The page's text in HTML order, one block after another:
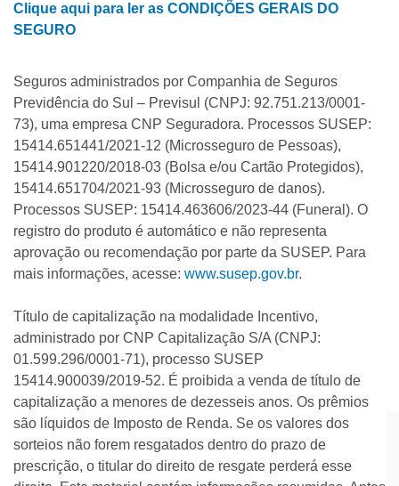
Clique aqui para ler as CONDIÇÕES GERAIS DO
SEGURO
Seguros administrados por Companhia de Seguros
Previdência do Sul – Previsul (CNPJ: 92.751.213/0001-
73), uma empresa CNP Seguradora. Processos SUSEP:
15414.651441/2021-12 (Microsseguro de Pessoas),
15414.901220/2018-03 (Bolsa e/ou Cartão Protegidos),
15414.651704/2021-93 (Microsseguro de danos).
Processos SUSEP: 15414.463606/2023-44 (Funeral). O
registro do produto é automático e não representa
aprovação ou recomendação por parte da SUSEP. Para
mais informações, acesse: www.susep.gov.br.
Título de capitalização na modalidade Incentivo,
administrado por CNP Capitalização S/A (CNPJ:
01.599.296/0001-71), processo SUSEP
15414.900039/2019-52. É proibida a venda de título de
capitalização a menores de dezesseis anos. Os prêmios
são líquidos de Imposto de Renda. Se os valores dos
sorteios não forem resgatados dentro do prazo de
prescrição, o titular do direito de resgate perderá esse